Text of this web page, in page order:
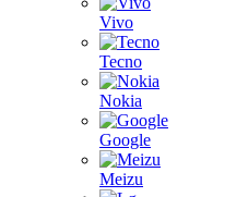
Vivo
Tecno
Nokia
Google
Meizu